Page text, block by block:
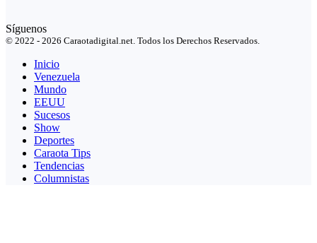
Síguenos
© 2022 - 2026 Caraotadigital.net. Todos los Derechos Reservados.
Inicio
Venezuela
Mundo
EEUU
Sucesos
Show
Deportes
Caraota Tips
Tendencias
Columnistas